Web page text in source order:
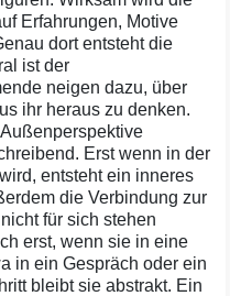
Erfahrungen, Motive
dort entsteht die
ist der
neigen dazu, über
ihr heraus zu denken.
Erst wenn in der
entsteht ein inneres
die Verbindung zur
für sich stehen
erst, wenn sie in eine
in ein Gespräch oder ein
bleibt sie abstrakt. Ein